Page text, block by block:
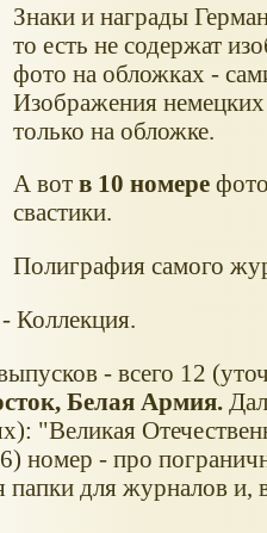
Знаки и награды
то есть не содержат
фото на обложках -
Изображения немецких
только на обложке.
А вот в 10 номерефото
свастики.
Полиграфия самого
Коллекция.
- всего 12
Белая Армия.
"Великая
номер - про
папки для журналов и,